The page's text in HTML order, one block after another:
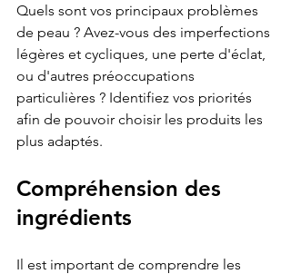
Quels sont vos principaux problèmes
de peau ? Avez-vous des imperfections
légères et cycliques, une perte d'éclat,
ou d'autres préoccupations
particulières ? Identifiez vos priorités
afin de pouvoir choisir les produits les
plus adaptés.
Compréhension des
ingrédients
Il est important de comprendre les